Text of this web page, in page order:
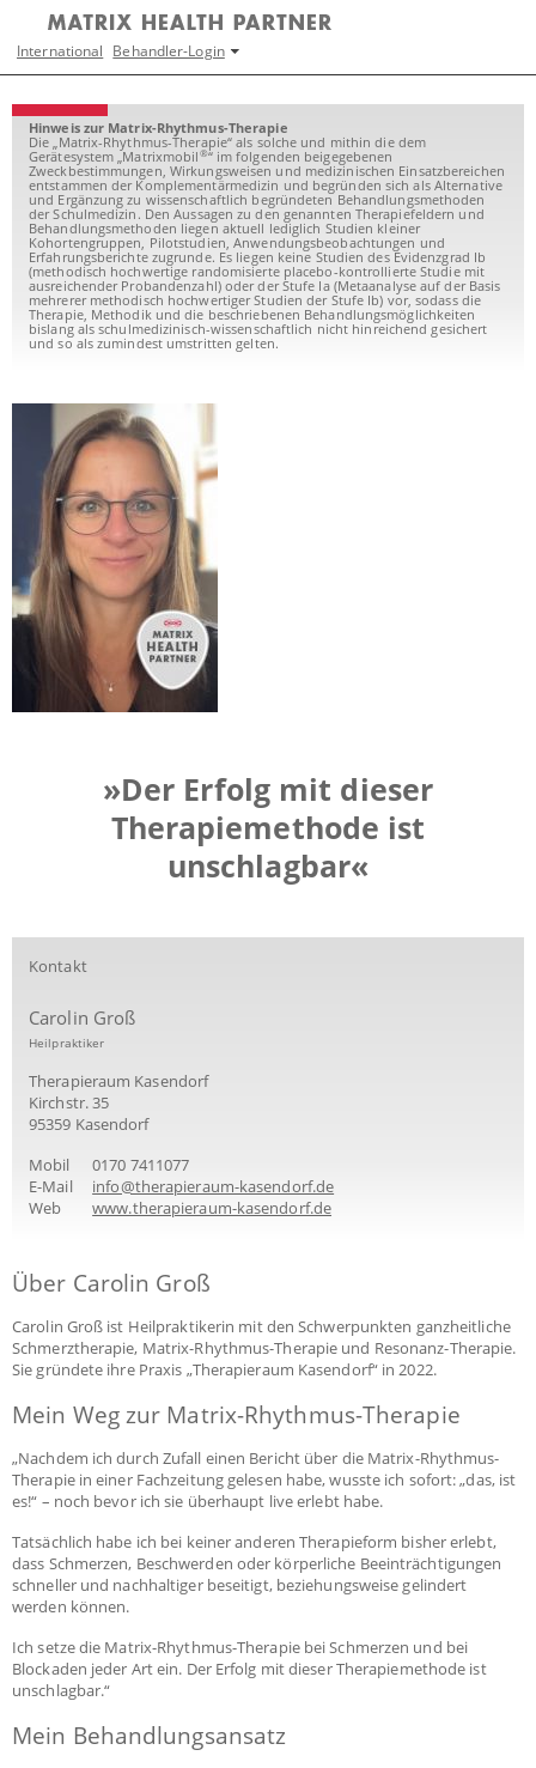
International Behandler-Login
Hinweis zur Matrix-Rhythmus-Therapie
Die „Matrix-Rhythmus-Therapie“ als solche und mithin die dem
Gerätesystem „Matrixmobil®“ im folgenden beigegebenen
Zweckbestimmungen, Wirkungsweisen und medizinischen Einsatzbereichen
entstammen der Komplementärmedizin und begründen sich als Alternative
und Ergänzung zu wissenschaftlich begründeten Behandlungsmethoden
der Schulmedizin. Den Aussagen zu den genannten Therapiefeldern und
Behandlungsmethoden liegen aktuell lediglich Studien kleiner
Kohortengruppen, Pilotstudien, Anwendungsbeobachtungen und
Erfahrungsberichte zugrunde. Es liegen keine Studien des Evidenzgrad Ib
(methodisch hochwertige randomisierte placebo-kontrollierte Studie mit
ausreichender Probandenzahl) oder der Stufe Ia (Metaanalyse auf der Basis
mehrerer methodisch hochwertiger Studien der Stufe Ib) vor, sodass die
Therapie, Methodik und die beschriebenen Behandlungsmöglichkeiten
bislang als schulmedizinisch-wissenschaftlich nicht hinreichend gesichert
und so als zumindest umstritten gelten.
»Der Erfolg mit dieser
Therapiemethode ist
unschlagbar«
Kontakt
Carolin Groß
Heilpraktiker
Therapieraum Kasendorf
Kirchstr. 35
95359 Kasendorf
Mobil
0170 7411077
E-Mail
info@therapieraum-kasendorf.de
Web
www.therapieraum-kasendorf.de
Über Carolin Groß
Carolin Groß ist Heilpraktikerin mit den Schwerpunkten ganzheitliche
Schmerztherapie, Matrix-Rhythmus-Therapie und Resonanz-Therapie.
Sie gründete ihre Praxis „Therapieraum Kasendorf“ in 2022.
Mein Weg zur Matrix-Rhythmus-Therapie
„Nachdem ich durch Zufall einen Bericht über die Matrix-Rhythmus-
Therapie in einer Fachzeitung gelesen habe, wusste ich sofort: „das, ist
es!“ – noch bevor ich sie überhaupt live erlebt habe.
Tatsächlich habe ich bei keiner anderen Therapieform bisher erlebt,
dass Schmerzen, Beschwerden oder körperliche Beeinträchtigungen
schneller und nachhaltiger beseitigt, beziehungsweise gelindert
werden können.
Ich setze die Matrix-Rhythmus-Therapie bei Schmerzen und bei
Blockaden jeder Art ein. Der Erfolg mit dieser Therapiemethode ist
unschlagbar.“
Mein Behandlungsansatz